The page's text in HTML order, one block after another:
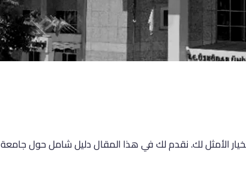
الأمثل لك. نقدم لك في هذا المقال دليل شامل حول جامعة